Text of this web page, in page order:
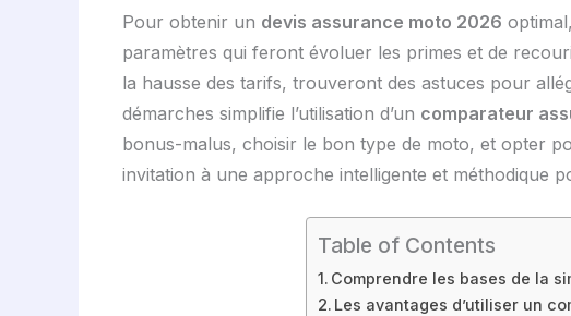
Pour obtenir un devis assurance moto 2026
paramètres qui feront évoluer les primes et de
la hausse des tarifs, trouveront des astuces pour
démarches simplifie l’utilisation d’un comparateur
bonus-malus, choisir le bon type de moto, et opter
invitation à une approche intelligente et méthodique
Table of Contents
Comprendre les bases de la
Les avantages d’utiliser un